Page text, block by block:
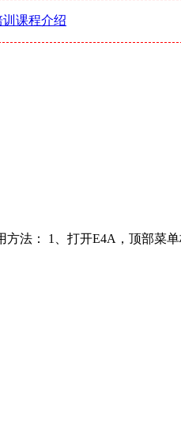
课程介绍
方法： 1、打开E4A，顶部菜